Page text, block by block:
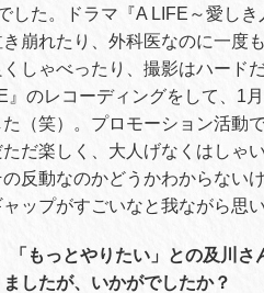
した。ドラマ『A LIFE～愛し
崩れたり、外科医なのに一度
しゃべったり、撮影はハード
』のレコーディングをして、
（笑）。プロモーション活動
だ楽しく、大人げなくはしゃ
反動なのかどうかわからない
ップがすごいなと我ながら思い
もっとやりたい」との及川
したが、いかがでしたか？